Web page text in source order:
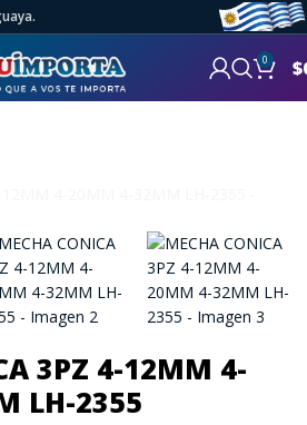
0 $
3PZ 4-12MM 4-
LH-2355